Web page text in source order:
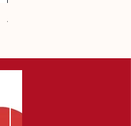
ABSOCHOC TY 35